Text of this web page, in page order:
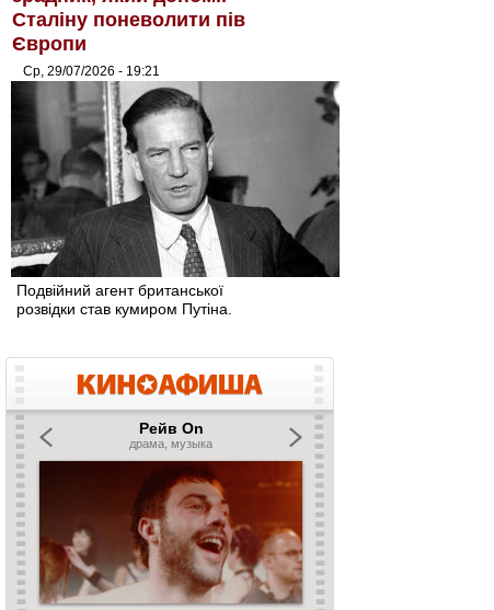
Сталіну поневолити пів
Європи
Ср, 29/07/2026 - 19:21
Подвійний агент британської
розвідки став кумиром Путіна.